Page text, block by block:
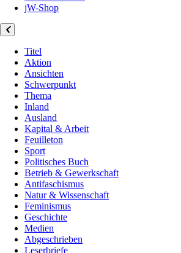
jW-Shop
Titel
Aktion
Ansichten
Schwerpunkt
Thema
Inland
Ausland
Kapital & Arbeit
Feuilleton
Sport
Politisches Buch
Betrieb & Gewerkschaft
Antifaschismus
Natur & Wissenschaft
Feminismus
Geschichte
Medien
Abgeschrieben
Leserbriefe